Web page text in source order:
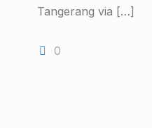
Tangerang via […]
0